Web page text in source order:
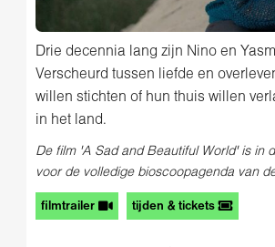
Drie decennia lang zijn Nino en
Verscheurd tussen liefde en
willen stichten of hun thuis willen
in het land.
De film 'A Sad and Beautiful World' is in
voor de volledige bioscoopagenda van
filmtrailer tijden & tickets